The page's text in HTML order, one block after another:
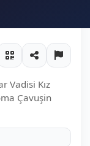
Vadisi Kız
Çavuşin